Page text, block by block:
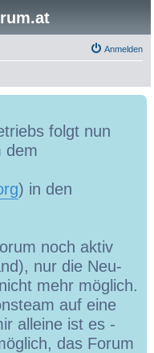
Anmelden
folgt nun
dem
) in den
noch aktiv
nur die Neu-
mehr möglich.
auf eine
alleine ist es -
das Forum